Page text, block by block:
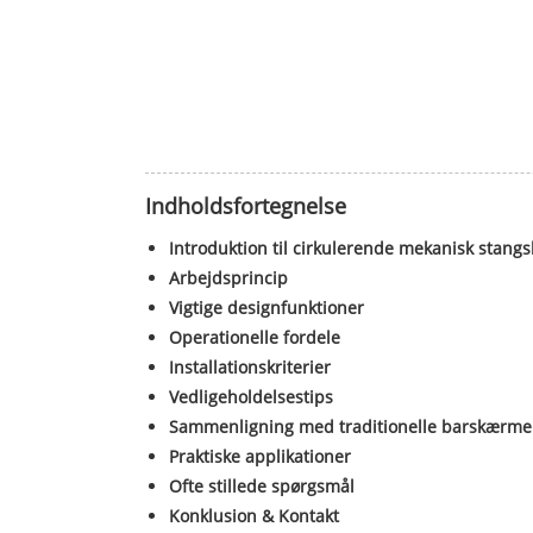
Indholdsfortegnelse
Introduktion til cirkulerende mekanisk
Arbejdsprincip
Vigtige designfunktioner
Operationelle fordele
Installationskriterier
Vedligeholdelsestips
Sammenligning med traditionelle barskærme
Praktiske applikationer
Ofte stillede spørgsmål
Konklusion & Kontakt